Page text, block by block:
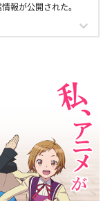
報が公開された。